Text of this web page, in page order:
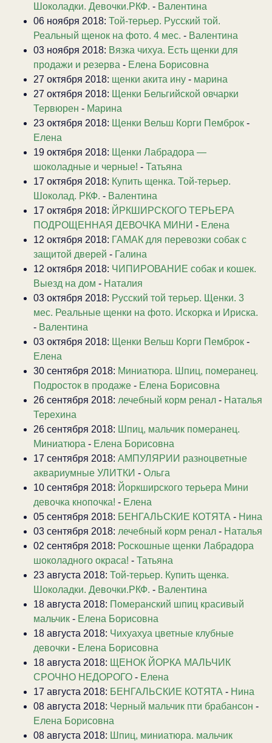
Шоколадки. Девочки.РКФ. - Валентина
06 ноября 2018: Той-терьер. Русский той.
Реальный щенок на фото. 4 мес. - Валентина
03 ноября 2018: Вязка чихуа. Есть щенки для
продажи и резерва - Елена Борисовна
27 октября 2018: щенки акита ину - марина
27 октября 2018: Щенки Бельгийской овчарки
Тервюрен - Марина
23 октября 2018: Щенки Вельш Корги Пемброк -
Елена
19 октября 2018: Щенки Лабрадора —
шоколадные и черные! - Татьяна
17 октября 2018: Купить щенка. Той-терьер.
Шоколад. РКФ. - Валентина
17 октября 2018: ЙРКШИРСКОГО ТЕРЬЕРА
ПОДРОЩЕННАЯ ДЕВОЧКА МИНИ - Елена
12 октября 2018: ГАМАК для перевозки собак с
защитой дверей - Галина
12 октября 2018: ЧИПИРОВАНИЕ собак и кошек.
Выезд на дом - Наталия
03 октября 2018: Русский той терьер. Щенки. 3
мес. Реальные щенки на фото. Искорка и Ириска.
- Валентина
03 октября 2018: Щенки Вельш Корги Пемброк -
Елена
30 сентября 2018: Миниатюра. Шпиц, померанец.
Подросток в продаже - Елена Борисовна
26 сентября 2018: лечебный корм ренал - Наталья
Терехина
26 сентября 2018: Шпиц, мальчик померанец.
Миниатюра - Елена Борисовна
17 сентября 2018: АМПУЛЯРИИ разноцветные
аквариумные УЛИТКИ - Ольга
10 сентября 2018: Йоркширского терьера Мини
девочка кнопочка! - Елена
05 сентября 2018: БЕНГАЛЬСКИЕ КОТЯТА - Нина
03 сентября 2018: лечебный корм ренал - Наталья
02 сентября 2018: Роскошные щенки Лабрадора
шоколадного окраса! - Татьяна
23 августа 2018: Той-терьер. Купить щенка.
Шоколадки. Девочки.РКФ. - Валентина
18 августа 2018: Померанский шпиц красивый
мальчик - Елена Борисовна
18 августа 2018: Чихуахуа цветные клубные
девочки - Елена Борисовна
18 августа 2018: ЩЕНОК ЙОРКА МАЛЬЧИК
СРОЧНО НЕДОРОГО - Елена
17 августа 2018: БЕНГАЛЬСКИЕ КОТЯТА - Нина
08 августа 2018: Черный мальчик пти брабансон -
Елена Борисовна
08 августа 2018: Шпиц, миниатюра. мальчик